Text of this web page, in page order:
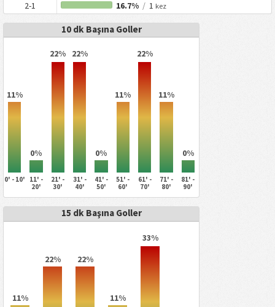
2-1 16.7% /1 kez
10 dk Başına Goller
11%
0%
22% 22%
0%
11%
22%
11%
0%
0' - 10'
11' -
20'
21' -
30'
31' -
40'
41' -
50'
51' -
60'
61' -
70'
71' -
80'
81' -
90'
15 dk Başına Goller
11%
22% 22%
11%
33%